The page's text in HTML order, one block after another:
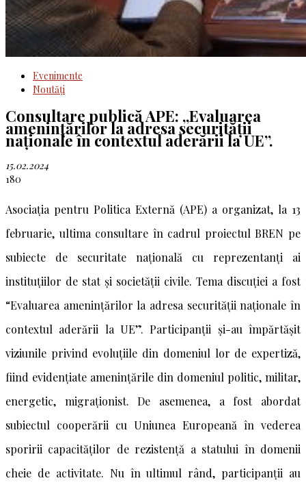
Evenimente
Noutăţi
Consultare publică APE: „Evaluarea
amenințărilor la adresa securității
naționale în contextul aderării la UE”.
15.02.2024
180
Asociația pentru Politica Externă (APE) a organizat, la 13
februarie, ultima consultare în cadrul proiectul BREN pe
subiecte de securitate națională cu reprezentanți ai
instituțiilor de stat și societății civile. Tema discuției a fost
“Evaluarea amenințărilor la adresa securității naționale în
contextul aderării la UE”. Participanții și-au împărtășit
viziunile privind evoluțiile din domeniul lor de expertiză,
fiind evidențiate amenințările din domeniul politic, militar,
energetic, migraționist. De asemenea, a fost abordat
subiectul cooperării cu Uniunea Europeană în vederea
sporirii capacităților de rezistență a statului în domenii
cheie de activitate. Nu în ultimul rând, participanții au